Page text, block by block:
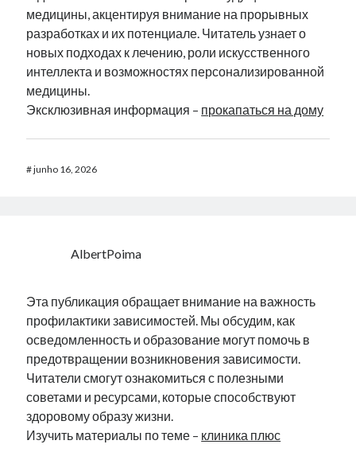
медицины, акцентируя внимание на прорывных
разработках и их потенциале. Читатель узнает о
новых подходах к лечению, роли искусственного
интеллекта и возможностях персонализированной
медицины.
Эксклюзивная информация – прокапаться на дому
#junho 16, 2026
AlbertPoima
Эта публикация обращает внимание на важность
профилактики зависимостей. Мы обсудим, как
осведомленность и образование могут помочь в
предотвращении возникновения зависимости.
Читатели смогут ознакомиться с полезными
советами и ресурсами, которые способствуют
здоровому образу жизни.
Изучить материалы по теме – клиника плюс